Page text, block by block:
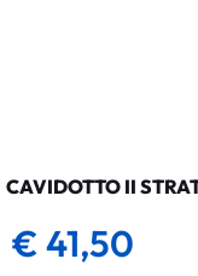
CAVIDOTTO II
€ 41,50